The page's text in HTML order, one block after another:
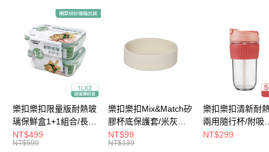
Apple Pay
街口支付
大哥付你分期
相關說明
【大哥付你分期使用說明】
1.本服務由台灣大哥大提供，台灣大哥大用戶可立即使用無須另外申請。
ATM付款
樂扣樂扣限量版耐熱玻
璃保鮮盒1+1組合/長方
形/1L(LLG445KKSP2-
01)
NT$499
NT$599
樂扣樂扣Mix&Match矽
膠杯底保護套/米灰
(BOTTOM-
LHC4343BEG)
NT$99
NT$139
樂扣樂扣清新耐
兩用隨行杯/附吸
管/500ml/粉
NT$299